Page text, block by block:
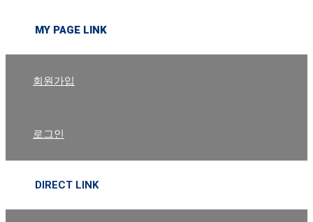
MY PAGE LINK
회원가입
로그인
DIRECT LINK